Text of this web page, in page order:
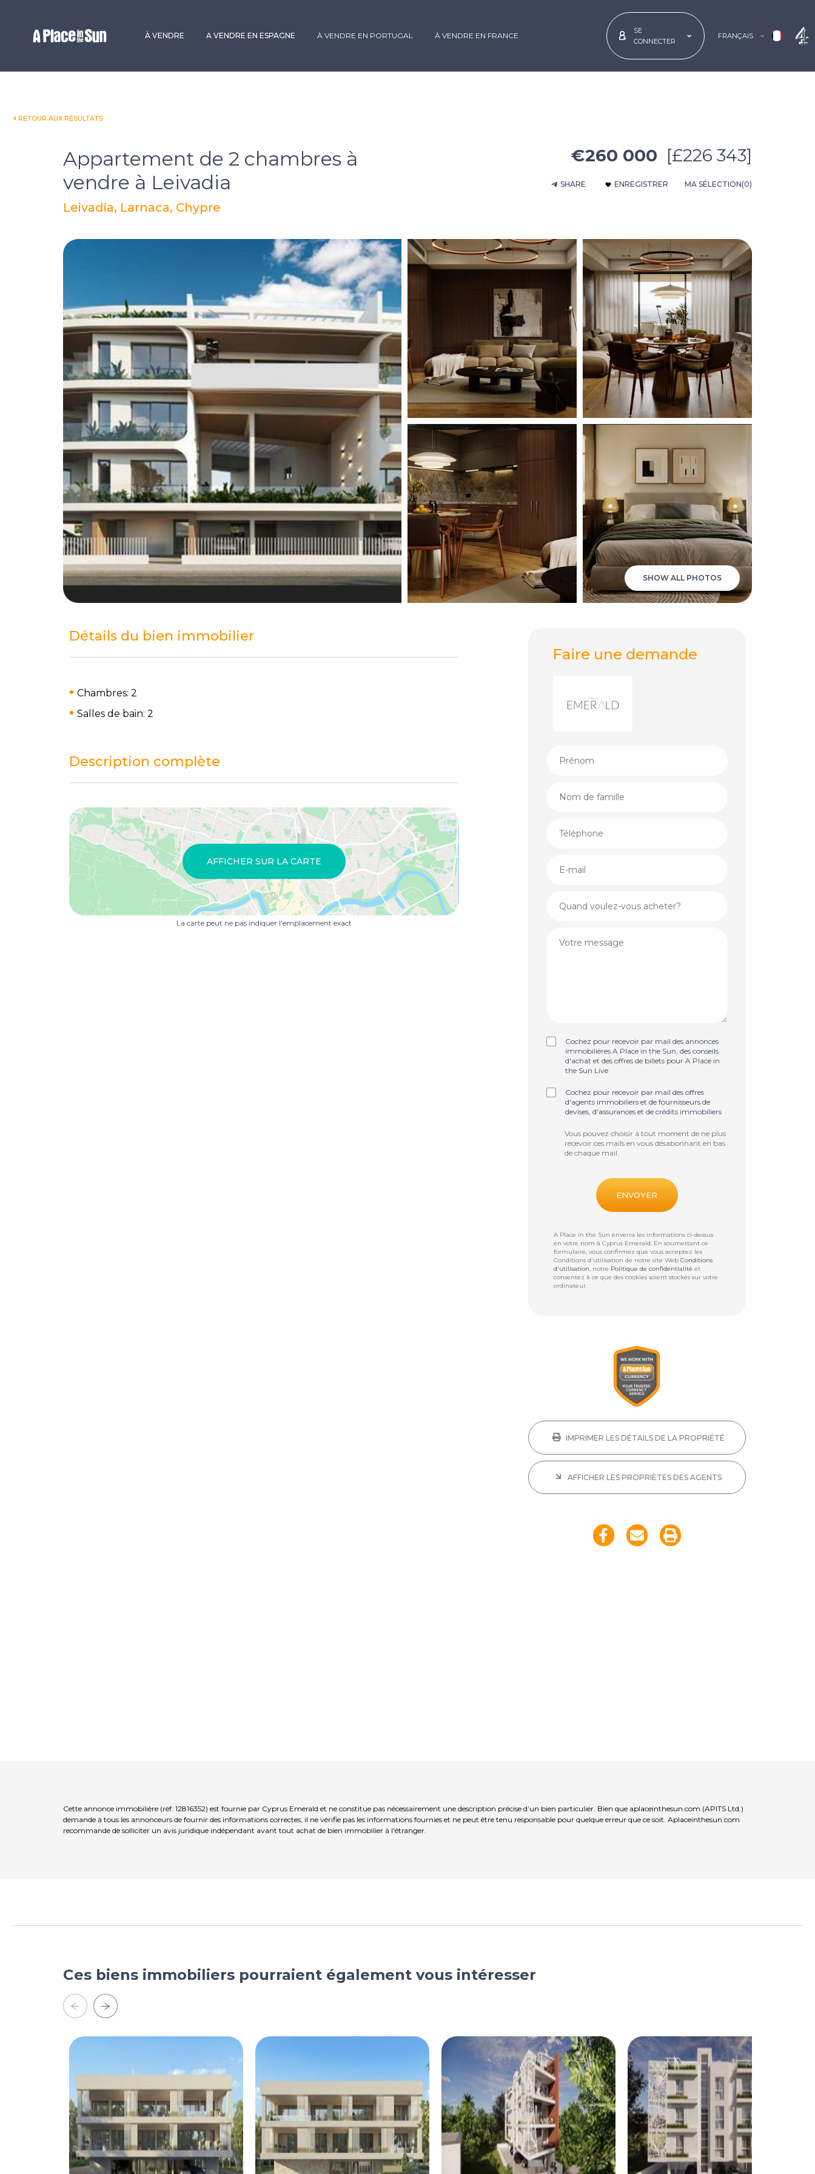
À VENDRE A VENDRE EN ESPAGNE À VENDRE EN PORTUGAL À VENDRE EN FRANCE
SE
CONNECTER
FRANÇAIS
RETOUR AUX RÉSULTATS
Appartement de 2 chambres à
vendre à Leivadia
Leivadia, Larnaca, Chypre
€260 000 [£226 343]
SHARE ENREGISTRER MA SÉLECTION(0)
SHOW ALL PHOTOS
Détails du bien immobilier
Chambres: 2
Salles de bain: 2
Description complète
AFFICHER SUR LA CARTE
La carte peut ne pas indiquer l'emplacement exact
Faire une demande
Cochez pour recevoir par mail des annonces
immobilières A Place in the Sun, des conseils
d'achat et des offres de billets pour A Place in
the Sun Live
Cochez pour recevoir par mail des offres
d'agents immobiliers et de fournisseurs de
devises, d'assurances et de crédits immobiliers
Vous pouvez choisir à tout moment de ne plus
recevoir ces mails en vous désabonnant en bas
de chaque mail.
A Place in the Sun enverra les informations ci-dessus
en votre nom àCyprus Emerald. En soumettant ce
formulaire, vous confirmez que vous acceptez les
Conditions d'utilisation de notre site WebConditions
d'utilisation, notre Politique de confidentialité et
consentez à ce que des cookies soient stockés sur votre
ordinateur.
IMPRIMER LES DÉTAILS DE LA PROPRIÉTÉ
AFFICHER LES PROPRIÈTÈS DES AGENTS
Cette annonce immobilière (réf: 12816352) est fournie par Cyprus Emerald et ne constitue pas nécessairement une description précise d’un bien particulier. Bien que aplaceinthesun.com (APITS Ltd.)
demande à tous les annonceurs de fournir des informations correctes, il ne vérifie pas les informations fournies et ne peut être tenu responsable pour quelque erreur que ce soit. Aplaceinthesun.com
recommande de solliciter un avis juridique indépendant avant tout achat de bien immobilier à l'étranger.
Ces biens immobiliers pourraient également vous intéresser